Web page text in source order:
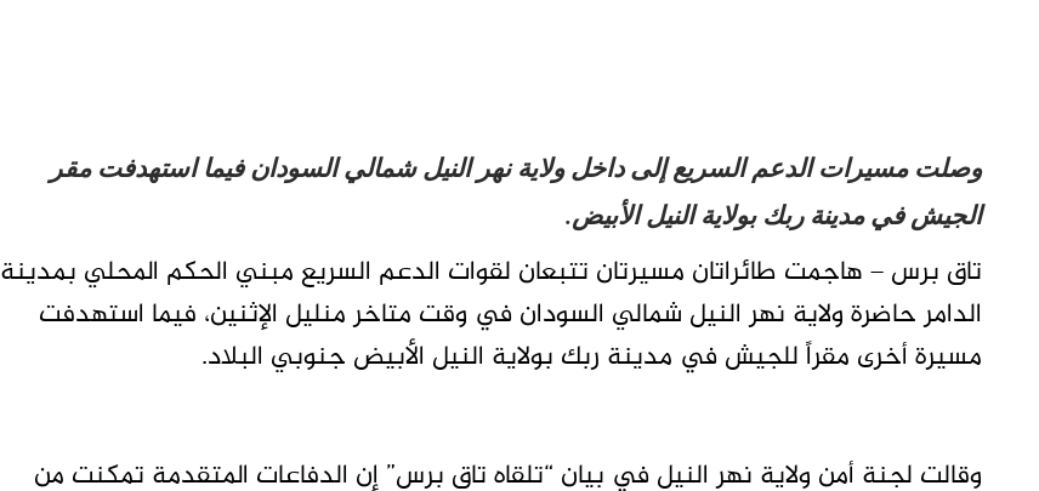
وصلت مسيرات الدعم السريع إلى داخل ولاية نهر النيل شمالي السودان فيما استهدفت مقر
الجيش في مدينة ربك بولاية النيل الأبيض.
تاق برس – هاجمت طائراتان مسيرتان تتبعان لقوات الدعم السريع مبني الحكم المحلي بمدينة
الدامر حاضرة ولاية نهر النيل شمالي السودان في وقت متاخر منليل الإثنين، فيما استهدفت
مسيرة أخرى مقراً للجيش في مدينة ربك بولاية النيل الأبيض جنوبي البلاد.
وقالت لجنة أمن ولاية نهر النيل في بيان “تلقاه تاق برس” إن الدفاعات المتقدمة تمكنت من